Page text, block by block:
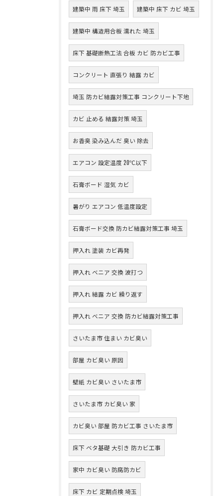
建築中 雨 床下 埼玉 建築中 床下 カビ 埼玉
建築中 構造用合板 濡れた 埼玉
床下 基礎断熱工法 合板 カビ 防カビ工事
コンクリート 直張り 結露 カビ
埼玉 防カビ結露対策工事 コンクリート下地
カビ 止める 結露対策 埼玉
お香臭 染み込んだ 臭い 除去
エアコン 設定温度 20℃以下
石膏ボード 湿気 カビ
暑がり エアコン 低温度設定
石膏ボード交換 防カビ結露対策工事 埼玉
押入れ 塗装 カビ再発
押入れ ベニア 交換 波打つ
押入れ 結露 カビ 繰り返す
押入れ ベニア 交換 防カビ結露対策工事
さいたま市 住まい カビ臭い
部屋 カビ臭い 原因
壁紙 カビ臭い さいたま市
さいたま市 カビ臭い 家
カビ臭い 部屋 防カビ工事 さいたま市
床下 ベタ基礎 大引き 防カビ工事
家中 カビ臭い 防腐防カビ
床下 カビ 定期点検 埼玉